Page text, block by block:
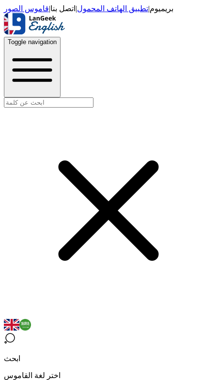
بريميوم|تطبيق الهاتف المحمول| اتصل بنا|قاموس الصور
Toggle navigation
ابحث
اختر لغة القاموس